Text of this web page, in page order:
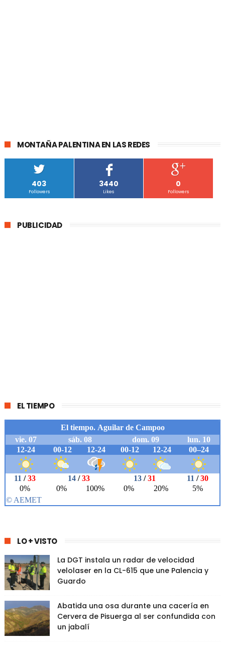
MONTAÑA PALENTINA EN LAS REDES
403
Followers
3440
Likes
0
Followers
PUBLICIDAD
EL TIEMPO
LO + VISTO
La DGT instala un radar de velocidad
velolaser en la CL-615 que une Palencia y
Guardo
Abatida una osa durante una cacería en
Cervera de Pisuerga al ser confundida con
un jabalí